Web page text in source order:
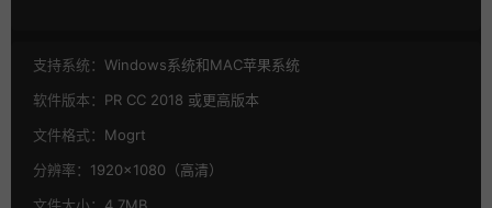
支持系统： Windows系统和MAC苹果系统
软件版本： PR CC 2018 或更高版本
文件格式： Mogrt
分辨率： 1920×1080（高清）
文件大小： 4.7MB